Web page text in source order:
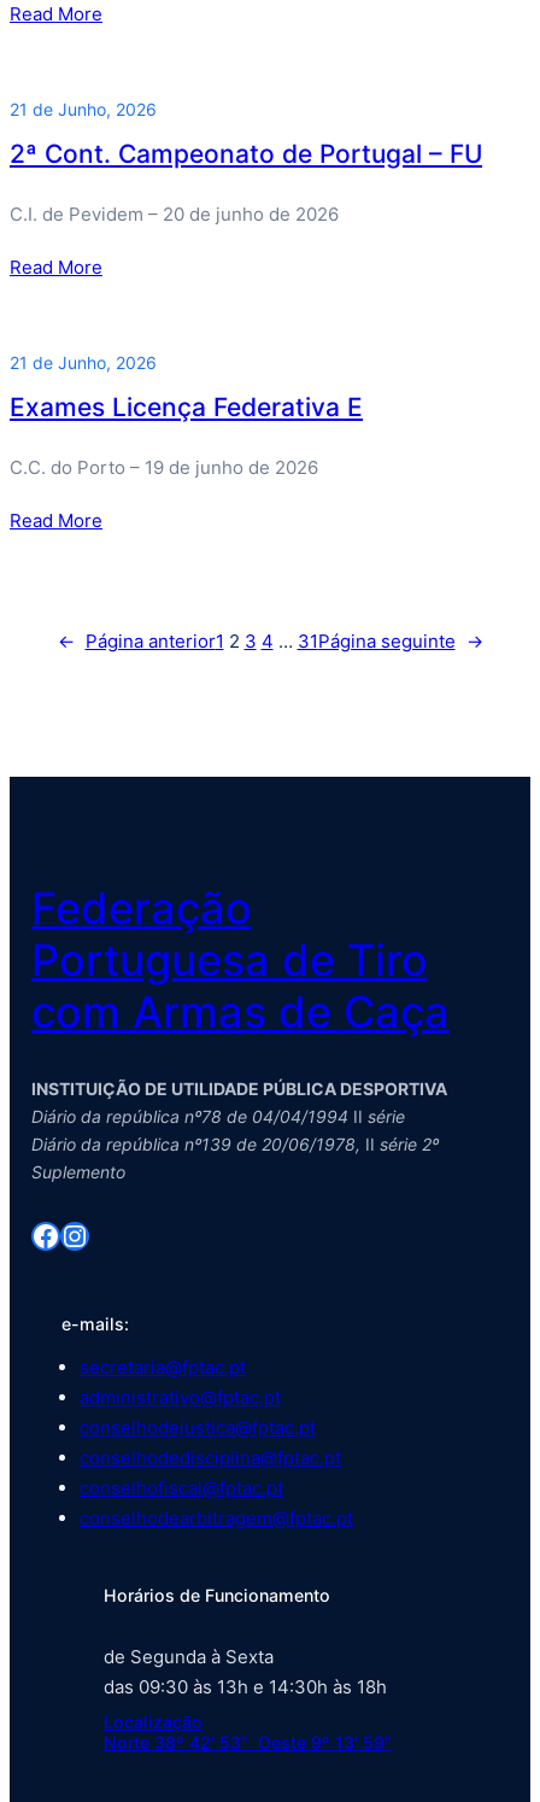
Read More
21 de Junho, 2026
2ª Cont. Campeonato de Portugal – FU
C.I. de Pevidem – 20 de junho de 2026
Read More
21 de Junho, 2026
Exames Licença Federativa E
C.C. do Porto – 19 de junho de 2026
Read More
← Página anterior1 2 3 4 … 31Página seguinte →
Federação
Portuguesa de Tiro
com Armas de Caça
INSTITUIÇÃO DE UTILIDADE PÚBLICA DESPORTIVA
Diário da república nº78 de 04/04/1994 II série
Diário da república nº139 de 20/06/1978, II série 2º
Suplemento
Facebook Instagram
e-mails:
secretaria@fptac.pt
administrativo@fptac.pt
conselhodejustica@fptac.pt
conselhodedisciplina@fptac.pt
conselhofiscal@fptac.pt
conselhodearbitragem@fptac.pt
Horários de Funcionamento
de Segunda à Sexta
das 09:30 às 13h e 14:30h às 18h
Localização
Norte 38º 42′ 53” Oeste 9º 13′ 59”